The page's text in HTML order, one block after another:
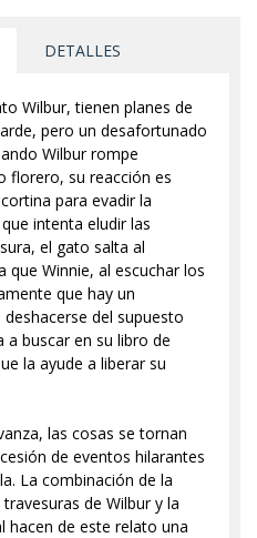
DETALLES
Wilbur, tienen planes de
pero un desafortunado
Wilbur rompe
florero, su reacción es
para evadir la
intenta eludir las
el gato salta al
que Winnie, al escuchar los
que hay un
del supuesto
a buscar en su libro de
la ayude a liberar su
las cosas se tornan
de eventos hilarantes
La combinación de la
de Wilbur y la
hacen de este relato una